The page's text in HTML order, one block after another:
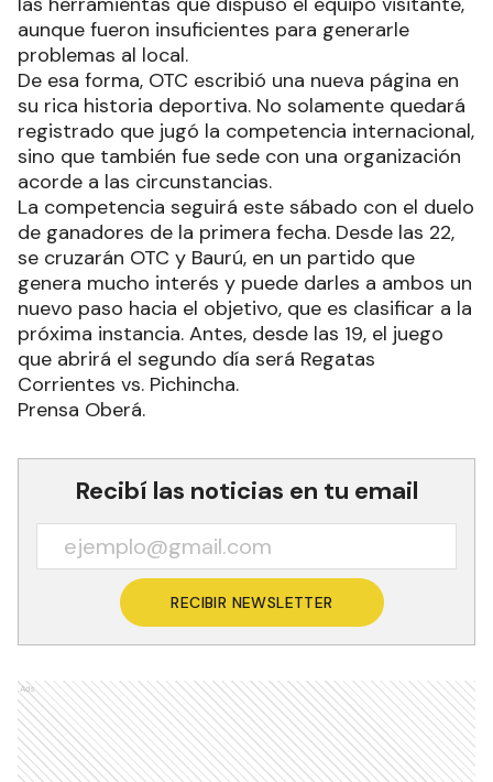
aunque fueron insuficientes para generarle
problemas al local.
De esa forma, OTC escribió una nueva página en
su rica historia deportiva. No solamente quedará
registrado que jugó la competencia internacional,
sino que también fue sede con una organización
acorde a las circunstancias.
La competencia seguirá este sábado con el duelo
de ganadores de la primera fecha. Desde las 22,
se cruzarán OTC y Baurú, en un partido que
genera mucho interés y puede darles a ambos un
nuevo paso hacia el objetivo, que es clasificar a la
próxima instancia. Antes, desde las 19, el juego
que abrirá el segundo día será Regatas
Corrientes vs. Pichincha.
Prensa Oberá.
Recibí las noticias en tu email
RECIBIR NEWSLETTER
Ads